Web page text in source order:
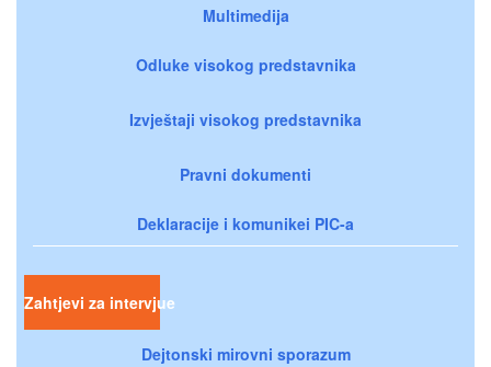
Multimedija
Odluke visokog predstavnika
Izvještaji visokog predstavnika
Pravni dokumenti
Deklaracije i komunikei PIC-a
Zahtjevi za intervjue
Dejtonski mirovni sporazum